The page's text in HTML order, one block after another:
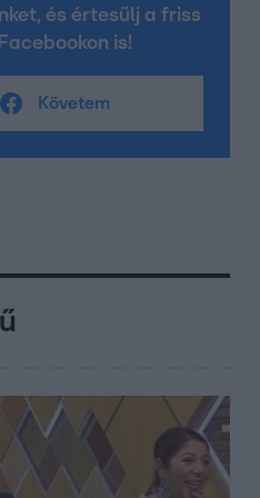
és értesülj a friss
is!
Követem